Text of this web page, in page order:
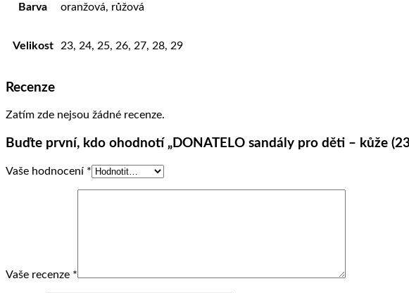
Barva oranžová, růžová
Velikost 23, 24, 25, 26, 27, 28, 29
Recenze
Zatím zde nejsou žádné recenze.
Buďte první, kdo ohodnotí „DONATELO sandály pro děti – kůže
Vaše hodnocení *
Vaše recenze *